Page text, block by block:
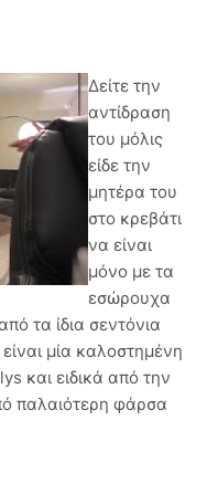
Δείτε την
αντίδραση
του μόλις
είδε την
μητέρα του
στο κρεβάτι
να είναι
μόνο με τα
εσώρουχα
τα ίδια σεντόνια
μία καλοστημένη
και ειδικά από την
παλαιότερη φάρσα